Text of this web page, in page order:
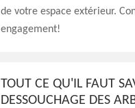
de votre espace extérieur.
engagement!
TOUT CE QU'IL FAUT
DESSOUCHAGE DES